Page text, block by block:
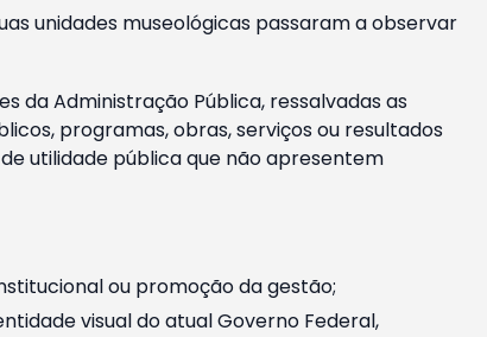
unidades museológicas passaram a observar
da Administração Pública, ressalvadas as
programas, obras, serviços ou resultados
utilidade pública que não apresentem
ou promoção da gestão;
visual do atual Governo Federal,